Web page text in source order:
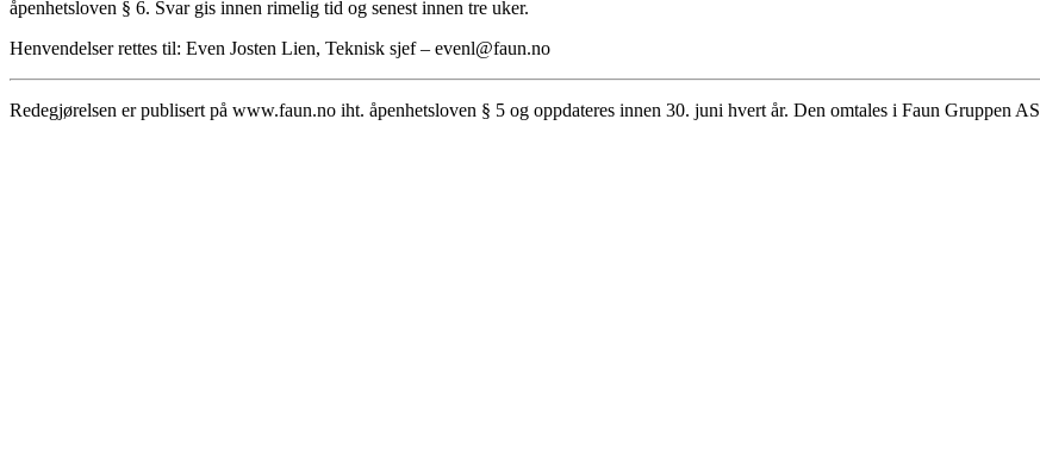
åpenhetsloven § 6. Svar gis innen rimelig tid og senest innen tre uker.
Henvendelser rettes til: Even Josten Lien, Teknisk sjef – evenl@faun.no
Redegjørelsen er publisert på www.faun.no iht. åpenhetsloven § 5 og oppdateres innen 30. juni hvert år. Den omtales i Faun Gruppen